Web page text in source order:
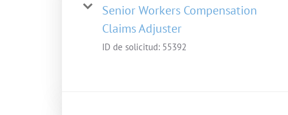
Senior Workers Compensation
Claims Adjuster
ID de solicitud: 55392